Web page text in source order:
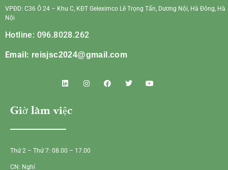
VPĐD: C36 Ô 24 – Khu C, KĐT Geleximco Lê Trọng Tấn, Dương Nội, Hà Đông, Hà
Nội
Hotline: 096.8028.262
Email: reisjsc2024@gmail.com
Giờ làm việc
Thứ 2 – Thứ 7: 08.00 – 17.00
CN: Nghỉ